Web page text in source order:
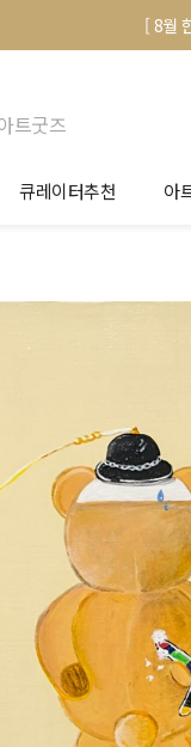
[ 8월
트굿즈
큐레이터추천
작품선택 Tip
아
미